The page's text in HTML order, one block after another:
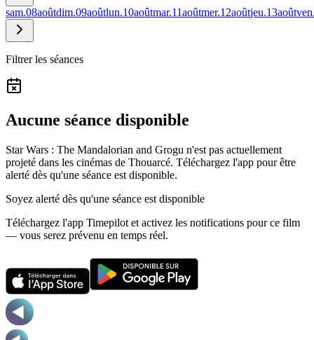
sam.08aoûtdim.09aoûtlun.10aoûtmar.11aoûtmer.12aoûtjeu.13août
Filtrer les séances
Aucune séance disponible
Star Wars : The Mandalorian and Grogu n'est pas actuellement
projeté dans les cinémas de Thouarcé. Téléchargez l'app pour être
alerté dès qu'une séance est disponible.
Soyez alerté dès qu'une séance est disponible
Téléchargez l'app Timepilot et activez les notifications pour ce film
— vous serez prévenu en temps réel.